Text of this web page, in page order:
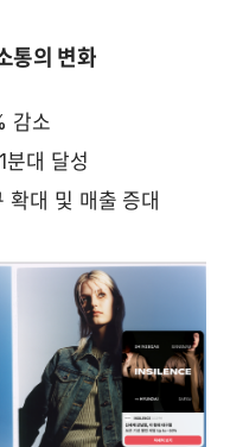
통의 변화
감소
분대 달성
확대 및 매출 증대